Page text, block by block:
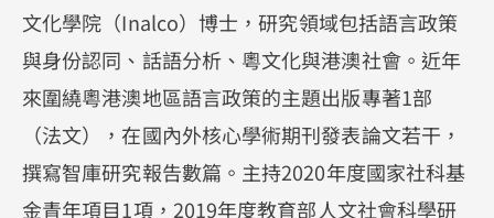
文化學院（Inalco）博士，研究領域包括語言政策
與身份認同、話語分析、粵文化與港澳社會。近年
來圍繞粵港澳地區語言政策的主題出版專著1部
（法文），在國內外核心學術期刊發表論文若干，
撰寫智庫研究報告數篇。主持2020年度國家社科基
金青年項目1項，2019年度教育部人文社會科學研